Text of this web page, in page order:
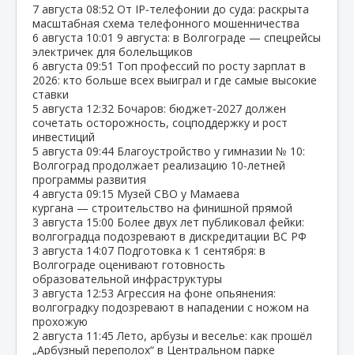
7 августа 08:52 От IP‑телефонии до суда: раскрыта
масштабная схема телефонного мошенничества
6 августа 10:01 9 августа: в Волгограде — спецрейсы
электричек для болельщиков
6 августа 09:51 Топ профессий по росту зарплат в
2026: кто больше всех выиграл и где самые высокие
ставки
5 августа 12:32 Бочаров: бюджет‑2027 должен
сочетать осторожность, соцподдержку и рост
инвестиций
5 августа 09:44 Благоустройство у гимназии № 10:
Волгоград продолжает реализацию 10‑летней
программы развития
4 августа 09:15 Музей СВО у Мамаева
кургана — строительство на финишной прямой
3 августа 15:00 Более двух лет публиковал фейки:
волгоградца подозревают в дискредитации ВС РФ
3 августа 14:07 Подготовка к 1 сентября: в
Волгограде оценивают готовность
образовательной инфраструктуры
3 августа 12:53 Агрессия на фоне опьянения:
волгоградку подозревают в нападении с ножом на
прохожую
2 августа 11:45 Лето, арбузы и веселье: как прошёл
„Арбузный переполох“ в Центральном парке